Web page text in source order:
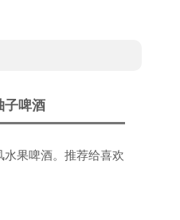
子啤酒
果啤酒。推荐给喜欢